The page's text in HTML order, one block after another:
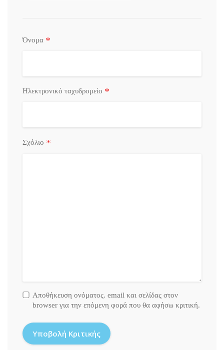
Όνομα *
Ηλεκτρονικό ταχυδρομείο *
Σχόλιο *
Αποθήκευση ονόματος. email και σελίδας στον
browser για την επόμενη φορά που θα αφήσω κριτική.